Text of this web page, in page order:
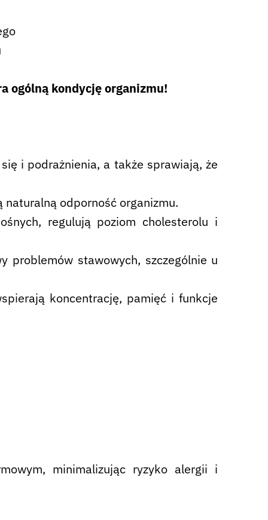
ogólną kondycję organizmu!
i podrażnienia, a także sprawiają, że
odporność organizmu.
regulują poziom cholesterolu i
problemów stawowych, szczególnie u
koncentrację, pamięć i funkcje
minimalizując ryzyko alergii i